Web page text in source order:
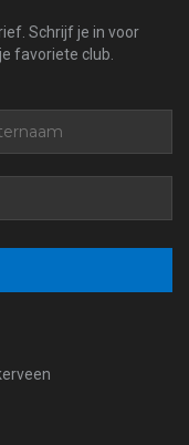
Schrijf je in voor
favoriete club.